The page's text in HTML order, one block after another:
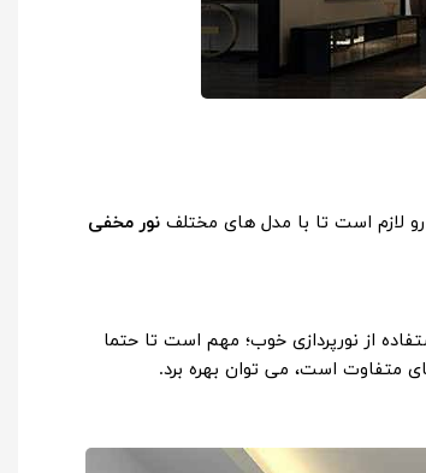
رو لازم است تا با مدل های مختلفنور مخفی
از نورپردازی خوب؛ مهم است تا حتما